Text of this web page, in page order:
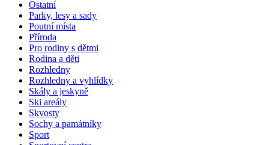
Ostatní
Parky, lesy a sady
Poutní místa
Příroda
Pro rodiny s dětmi
Rodina a děti
Rozhledny
Rozhledny a vyhlídky
Skály a jeskyně
Ski areály
Skvosty
Sochy a památníky
Sport